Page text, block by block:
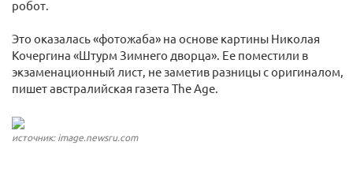
робот.
Это оказалась «фотожаба» на основе картины Николая
Кочергина «Штурм Зимнего дворца». Ее поместили в
экзаменационный лист, не заметив разницы с оригиналом,
пишет австралийская газета The Age.
источник: image.newsru.com